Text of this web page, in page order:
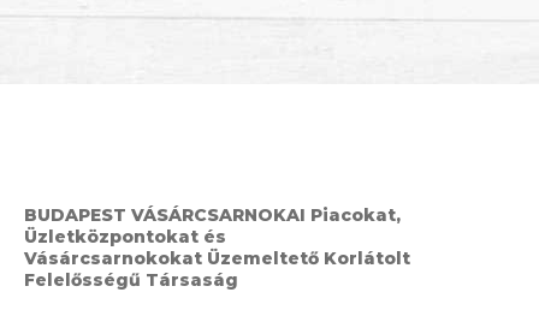
BUDAPEST VÁSÁRCSARNOKAI Piacokat,
Üzletközpontokat és
Vásárcsarnokokat Üzemeltető Korlátolt
Felelősségű Társaság